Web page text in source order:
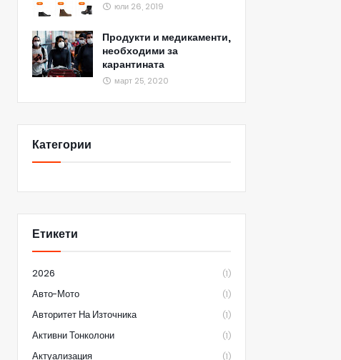
юли 26, 2019
Продукти и медикаменти,
необходими за
карантината
март 25, 2020
Категории
Етикети
2026 (1)
Авто-Мото (1)
Авторитет На Източника (1)
Активни Тонколони (1)
Актуализация (1)